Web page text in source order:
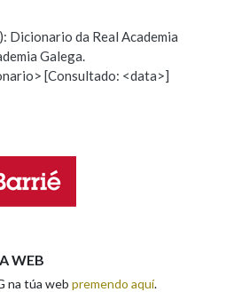
Hai un erro na palabra
Dicionario da Real Academia
Galega.
[Consultado: <data>]
WEB
na túa web premendo aquí.